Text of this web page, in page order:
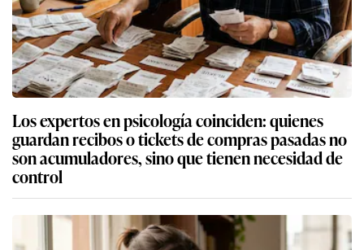
Los expertos en psicología coinciden: quienes
guardan recibos o tickets de compras pasadas no
son acumuladores, sino que tienen necesidad de
control